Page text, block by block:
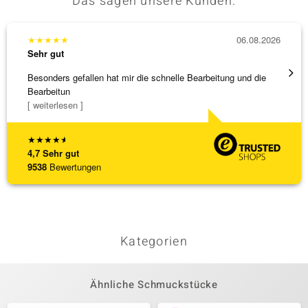
★★★★★
4,7 Sehr gut
9538 Bewertungen
★★★★★
Sehr gut
Besonders gefallen hat mir die schnelle Bearbeitung und die
Bearbeitun
[ weiterlesen ]
06.08.2026
Kategorien
Ähnliche Schmuckstücke